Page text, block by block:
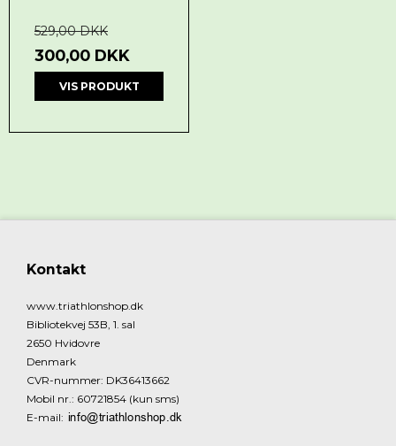
529,00 DKK
300,00 DKK
VIS PRODUKT
Kontakt
www.triathlonshop.dk
Bibliotekvej 53B, 1. sal
2650 Hvidovre
Denmark
CVR-nummer: DK36413662
Mobil nr. : 60721854 (kun sms)
E-mail: